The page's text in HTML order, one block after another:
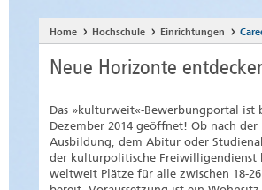
Alumni
Unternehmen und Institutionen
Studierende
International
Home Hochschule Einrichtungen
Neue Horizonte
Das »kulturweit«-Bewerbungportal ist
Dezember 2014 geöffnet! Ob nach der
Ausbildung, dem Abitur oder
der kulturpolitische Freiwilligendienst
weltweit Plätze für alle zwischen 18-26